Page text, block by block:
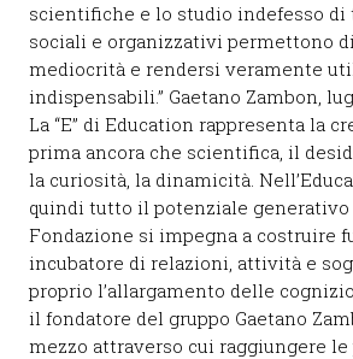
scientifiche e lo studio indefesso
sociali e organizzativi permettono
mediocrità e rendersi veramente
indispensabili.” Gaetano Zambon,
La “E” di Education rappresenta la
prima ancora che scientifica, il
la curiosità, la dinamicità.
quindi tutto il potenziale generativo
Fondazione si impegna a costruire
incubatore di relazioni, attività e
proprio l’allargamento delle
il fondatore del gruppo Gaetano
mezzo attraverso cui raggiungere le